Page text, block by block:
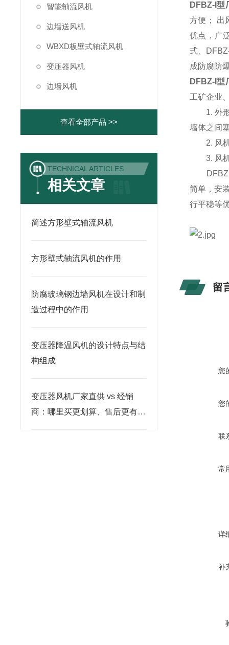
智能轴流风机
边墙送风机
WBXD板壁式轴流风机
变压器风机
边墙风机
查看全部产品 >>
TECHNICAL ARTICLES
相关文章
简述方形壁式轴流风机
方形壁式轴流风机的作用
防腐玻璃钢边墙风机在设计和制
造过程中的作用
变压器降温风机的设计特点与结
构组成
变压器风机厂家直供 vs 经销
商：哪里买更划算、售后更有保
DFBZ-I型
方便； 出
优点，广
式、
成防腐防
DFBZ-I型
工矿企业
1. 外形
墙体之间
2. 风机
3. 风机
DFBZ（
简单，安
行平稳等
留
您
您
联
常
详
补